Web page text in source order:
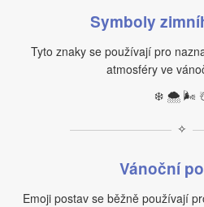
Symboly
Tyto znaky se používají pro
atmosféry ve
❄️ 🌨️ 🌬️
✧
Vánoční
Emoji postav se běžně používají